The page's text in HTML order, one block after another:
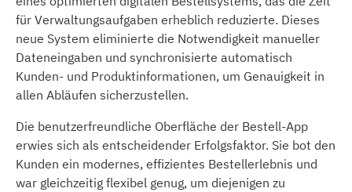
für Verwaltungsaufgaben erheblich reduzierte. Dieses
neue System eliminierte die Notwendigkeit manueller
Dateneingaben und synchronisierte automatisch
Kunden- und Produktinformationen, um Genauigkeit in
allen Abläufen sicherzustellen.
Die benutzerfreundliche Oberfläche der Bestell-App
erwies sich als entscheidender Erfolgsfaktor. Sie bot den
Kunden ein modernes, effizientes Bestellerlebnis und
war gleichzeitig flexibel genug, um diejenigen zu